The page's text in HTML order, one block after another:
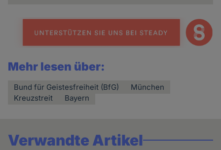
Mehr lesen über:
Bund für Geistesfreiheit (BfG)
München
Kreuzstreit
Bayern
Verwandte Artikel